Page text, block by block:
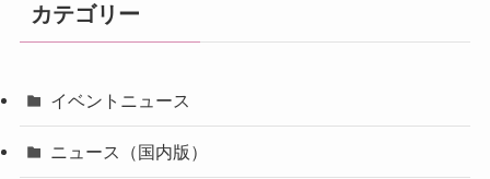
カテゴリー
イベントニュース
ニュース（国内版）